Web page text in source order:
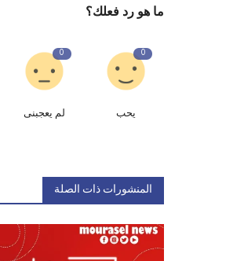
ما هو رد فعلك؟
0
يحب
0
لم يعجبنى
المنشورات ذات الصلة